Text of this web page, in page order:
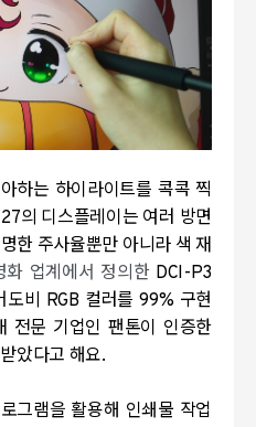
하는 하이라이트를 콕콕 찍
의 디스플레이는 여러 방면
한 주사율뿐만 아니라 색 재
화 업계에서 정의한 DCI-P3
비 RGB 컬러를 99% 구현
전문 기업인 팬톤이 인증한
았다고 해요.
그램을 활용해 인쇄물 작업